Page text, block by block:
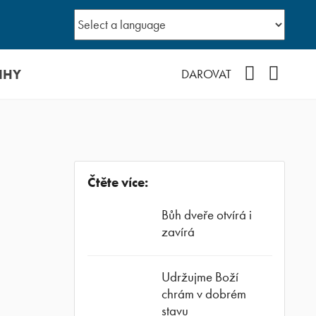
DAROVAT
Čtěte více:
Bůh dveře otvírá i
zavírá
Udržujme Boží
chrám v dobrém
stavu